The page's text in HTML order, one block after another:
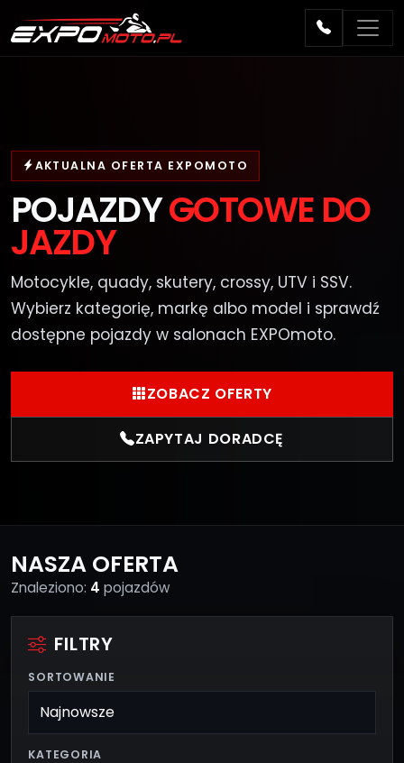
AKTUALNA OFERTA EXPOMOTO
POJAZDYGOTOWE DO
JAZDY
Motocykle, quady, skutery, crossy, UTV i SSV.
Wybierz kategorię, markę albo model i sprawdź
dostępne pojazdy w salonach EXPOmoto.
ZOBACZ OFERTY
ZAPYTAJ DORADCĘ
NASZA OFERTA
Znaleziono: 4 pojazdów
FILTRY
SORTOWANIE
KATEGORIA